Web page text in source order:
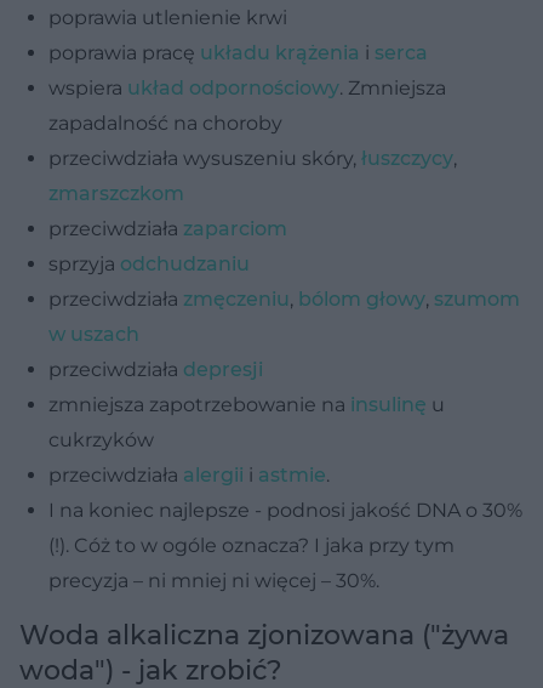
poprawia utlenienie krwi
poprawia pracę układu krążenia i serca
wspiera układ odpornościowy. Zmniejsza
zapadalność na choroby
przeciwdziała wysuszeniu skóry, łuszczycy,
zmarszczkom
przeciwdziała zaparciom
sprzyja odchudzaniu
przeciwdziała zmęczeniu, bólom głowy, szumom
w uszach
przeciwdziała depresji
zmniejsza zapotrzebowanie na insulinę u
cukrzyków
przeciwdziała alergii i astmie.
I na koniec najlepsze - podnosi jakość DNA o 30%
(!). Cóż to w ogóle oznacza? I jaka przy tym
precyzja – ni mniej ni więcej – 30%.
Woda alkaliczna zjonizowana ("żywa
woda") - jak zrobić?